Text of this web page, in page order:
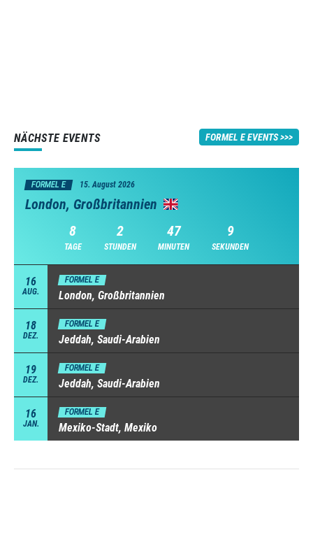
NÄCHSTE EVENTS FORMEL E EVENTS
FORMEL E 15. August 2026
London, Großbritannien
8
TAGE
2
STUNDEN
47
MINUTEN
8
SEKUNDEN
16
AUG.
FORMEL E
London, Großbritannien
18
DEZ.
FORMEL E
Jeddah, Saudi-Arabien
19
DEZ.
FORMEL E
Jeddah, Saudi-Arabien
16
JAN.
FORMEL E
Mexiko-Stadt, Mexiko